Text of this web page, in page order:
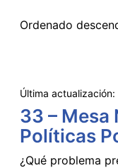
Ordenado
Última actualización:
33 – Mesa
Políticas
¿Qué problema